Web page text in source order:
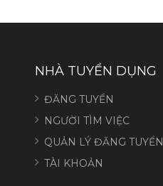
NHÀ TUYỂN DỤNG
ĐĂNG TUYỂN
NGƯỜI TÌM VIỆC
QUẢN LÝ ĐĂNG TUYỂN
TÀI KHOẢN